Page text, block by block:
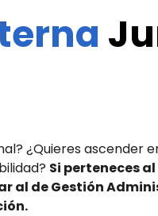
¿Quieres ascender
Si perteneces
al de Gestión